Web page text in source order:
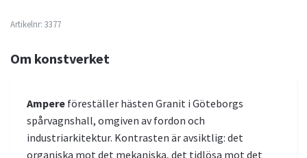
Artikelnr: 3377
Om konstverket
Ampere föreställer hästen Granit i Göteborgs
spårvagnshall, omgiven av fordon och
industriarkitektur. Kontrasten är avsiktlig: det
organiska mot det mekaniska, det tidlösa mot det